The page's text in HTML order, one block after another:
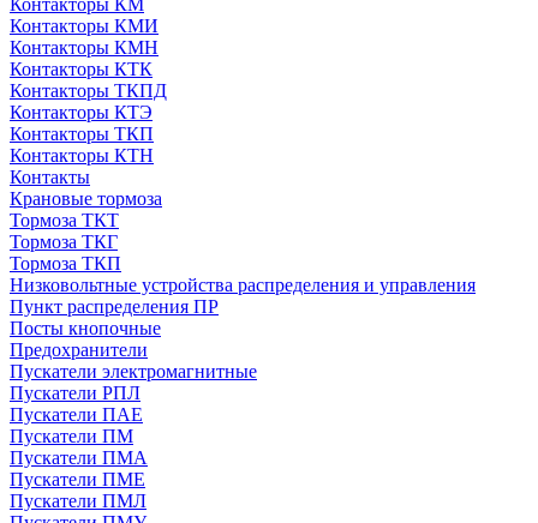
Контакторы КМ
Контакторы КМИ
Контакторы КМН
Контакторы КТК
Контакторы ТКПД
Контакторы КТЭ
Контакторы ТКП
Контакторы КТН
Контакты
Крановые тормоза
Тормоза ТКТ
Тормоза ТКГ
Тормоза ТКП
Низковольтные устройства распределения и управления
Пункт распределения ПР
Посты кнопочные
Предохранители
Пускатели электромагнитные
Пускатели РПЛ
Пускатели ПАЕ
Пускатели ПМ
Пускатели ПМА
Пускатели ПМЕ
Пускатели ПМЛ